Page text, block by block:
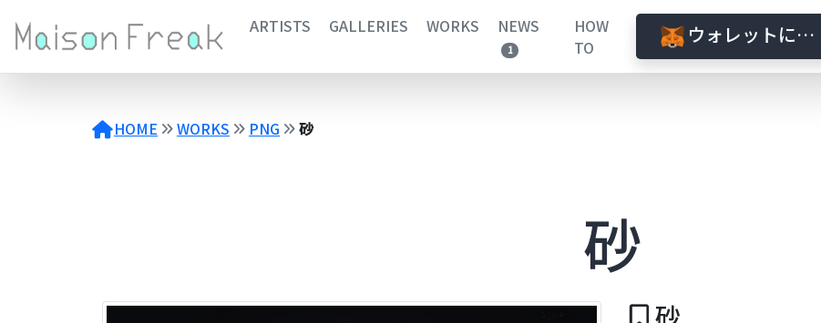
ン
ARTISTS GALLERIES WORKS NEWS
1
HOW
TO
ウォレットに接続
HOME WORKS PNG 砂
砂
砂